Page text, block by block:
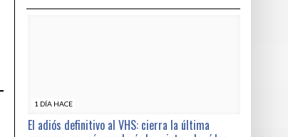
1 DÍA HACE
El adiós definitivo al VHS: cierra la última